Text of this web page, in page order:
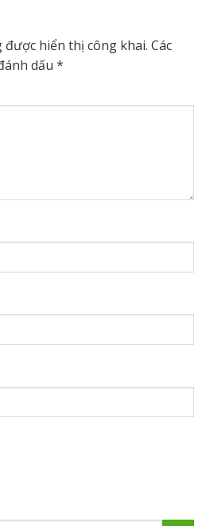
được hiển thị công khai. Các
dấu *